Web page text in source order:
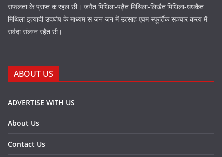
सफलता के प्राप्त क रहल छी। जगैत मिथिला-पढ़ैत मिथिला-लिखैत मिथिला-धधकैत
मिथिला इत्यादी उदघोष के माध्यम स जन जन में उत्साह एवम स्फूर्तिक सञ्चार करय में
सर्वदा संलग्न रहैत छी।
ABOUT US
ADVERTISE WITH US
About Us
Contact Us